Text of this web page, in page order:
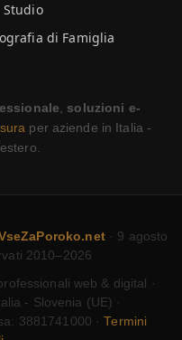
Studio
di Famiglia
, soluzioni e-
per aziende in Italia -
· 9 agosto
2010–2026
web & digital ·
- Slovenia (UE) ·
3881741000 ·Termini